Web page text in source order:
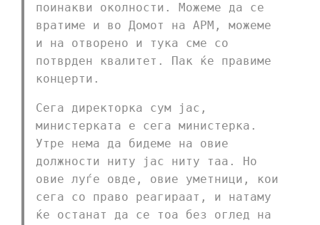
поинакви околности. Можеме да се
вратиме и во Домот на АРМ, можеме
и на отворено и тука сме со
потврден квалитет. Пак ќе правиме
концерти.
Сега директорка сум јас,
министерката е сега министерка.
Утре нема да бидеме на овие
должности ниту јас ниту таа. Но
овие луѓе овде, овие уметници, кои
сега со право реагираат, и натаму
ќе останат да се тоа без оглед на